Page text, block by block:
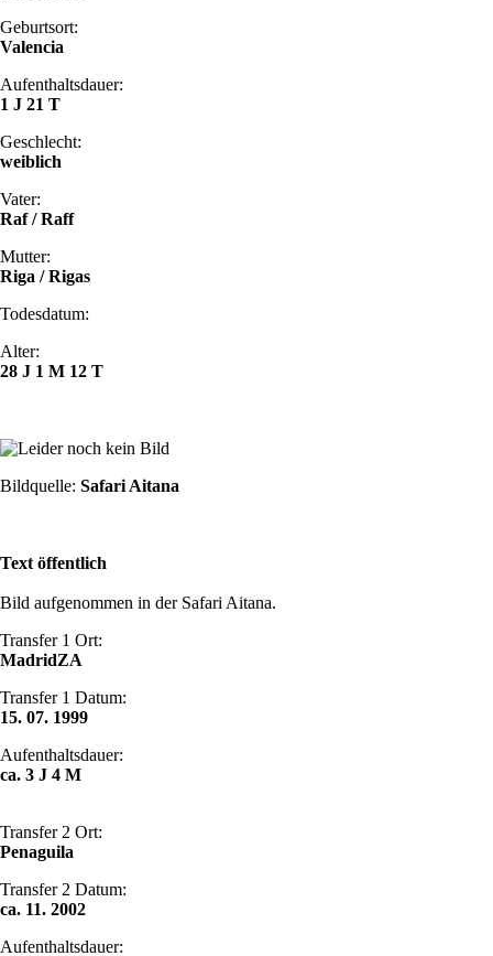
Geburtsort:
Valencia
Aufenthaltsdauer:
1 J 21 T
Geschlecht:
weiblich
Vater:
Raf / Raff
Mutter:
Riga / Rigas
Todesdatum:
Alter:
28 J 1 M 12 T
Bildquelle: Safari Aitana
Text öffentlich
Bild aufgenommen in der Safari Aitana.
Transfer 1 Ort:
MadridZA
Transfer 1 Datum:
15. 07. 1999
Aufenthaltsdauer:
ca. 3 J 4 M
Transfer 2 Ort:
Penaguila
Transfer 2 Datum:
ca. 11. 2002
Aufenthaltsdauer: